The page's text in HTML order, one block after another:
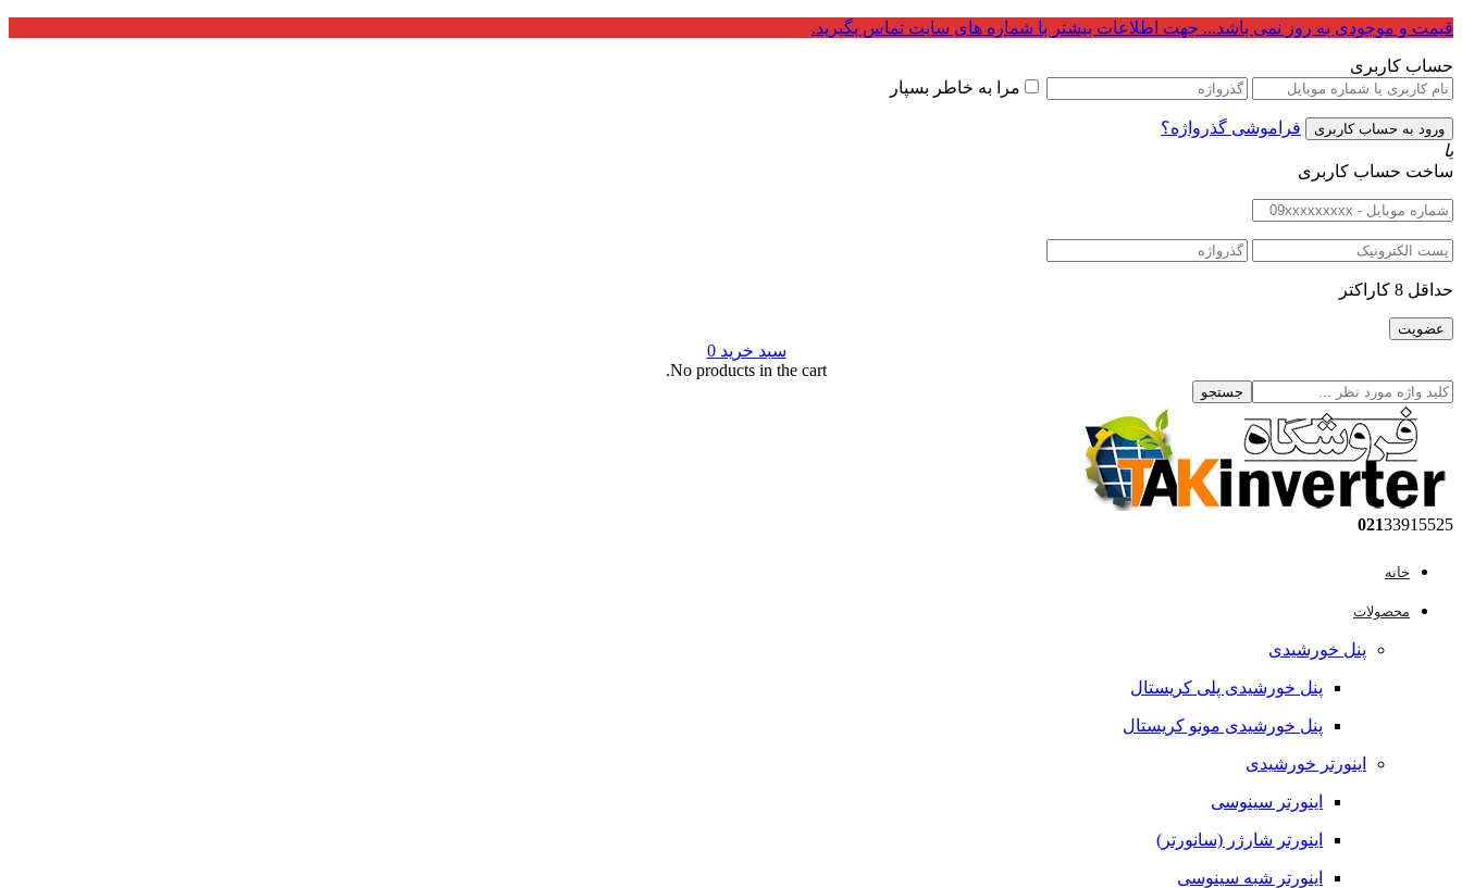
قیمت و موجودی به روز نمی باشد... جهت اطلاعات بیشتر با شماره های سایت تماس بگیرید.
حساب کاربری
مرا به خاطر بسپار
فراموشی گذرواژه؟
یا
ساخت حساب کاربری
حداقل 8 کاراکتر
سبد خرید0
No products in the cart.
جستجو
02133915525
خانه
محصولات
پنل خورشیدی
پنل خورشیدی پلی کریستال
پنل خورشیدی مونو کریستال
اینورتر خورشیدی
اینورتر سینوسی
اینورتر شارژر (سانورتر)
اینورتر شبه سینوسی